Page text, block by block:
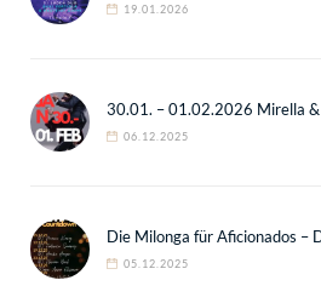
19.01.2026
30.01. – 01.02.2026 Mirella &
06.12.2025
Die Milonga für Aficionados –
05.12.2025